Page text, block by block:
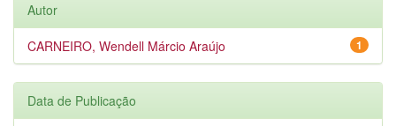
Autor
1
CARNEIRO, Wendell Márcio Araújo
Data de Publicação